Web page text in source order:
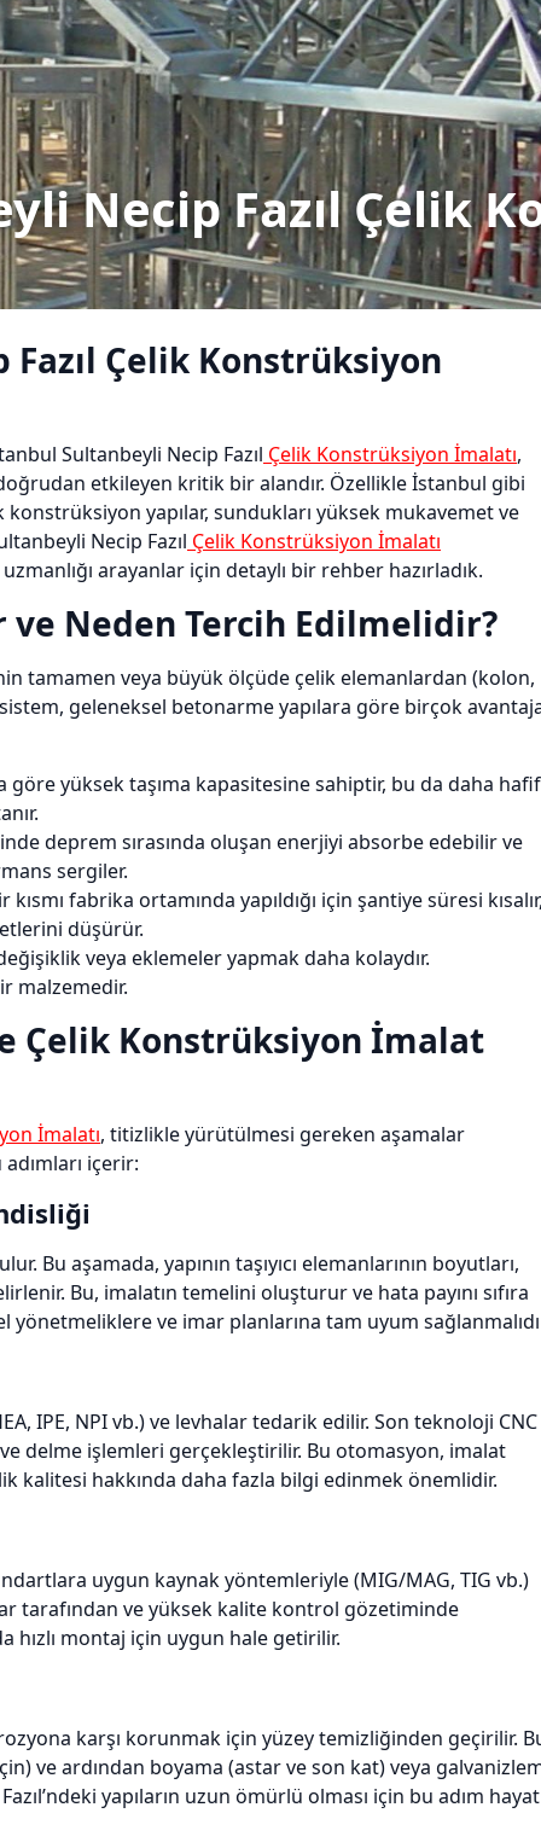
Necip Fazıl Çelik
Çelik Konstrüksiyon
Sultanbeyli Necip Fazıl Çelik Konstrüksiyon İmalatı,
etkileyen kritik bir alandır. Özellikle İstanbul gibi
yapılar, sundukları yüksek mukavemet ve
Necip Fazıl Çelik Konstrüksiyon İmalatı
arayanlar için detaylı bir rehber hazırladık.
Neden Tercih Edilmelidir?
tamamen veya büyük ölçüde çelik elemanlardan (kolon,
geleneksel betonarme yapılara göre birçok
göre yüksek taşıma kapasitesine sahiptir, bu da daha hafif
deprem sırasında oluşan enerjiyi absorbe edebilir ve
sergiler.
fabrika ortamında yapıldığı için şantiye süresi
düşürür.
veya eklemeler yapmak daha kolaydır.
malzemedir.
Çelik Konstrüksiyon İmalat
İmalatı, titizlikle yürütülmesi gereken aşamalar
içerir:
aşamada, yapının taşıyıcı elemanlarının boyutları,
Bu, imalatın temelini oluşturur ve hata payını sıfıra
ve imar planlarına tam uyum
IPE, NPI vb.) ve levhalar tedarik edilir. Son teknoloji CNC
delme işlemleri gerçekleştirilir. Bu otomasyon, imalat
kalitesi hakkında daha fazla bilgi edinmek önemlidir.
uygun kaynak yöntemleriyle (MIG/MAG, TIG vb.)
tarafından ve yüksek kalite kontrol gözetiminde
hızlı montaj için uygun hale getirilir.
karşı korunmak için yüzey temizliğinden geçirilir.
ve ardından boyama (astar ve son kat) veya
yapıların uzun ömürlü olması için bu adım